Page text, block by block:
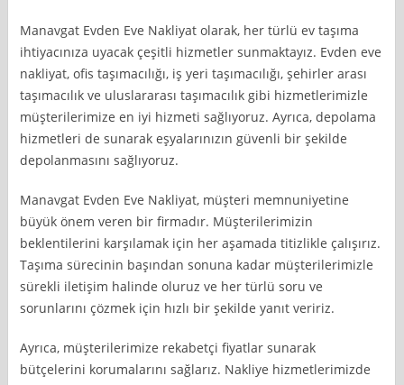
Manavgat Evden Eve Nakliyat olarak, her türlü ev taşıma
ihtiyacınıza uyacak çeşitli hizmetler sunmaktayız. Evden eve
nakliyat, ofis taşımacılığı, iş yeri taşımacılığı, şehirler arası
taşımacılık ve uluslararası taşımacılık gibi hizmetlerimizle
müşterilerimize en iyi hizmeti sağlıyoruz. Ayrıca, depolama
hizmetleri de sunarak eşyalarınızın güvenli bir şekilde
depolanmasını sağlıyoruz.
Manavgat Evden Eve Nakliyat, müşteri memnuniyetine
büyük önem veren bir firmadır. Müşterilerimizin
beklentilerini karşılamak için her aşamada titizlikle çalışırız.
Taşıma sürecinin başından sonuna kadar müşterilerimizle
sürekli iletişim halinde oluruz ve her türlü soru ve
sorunlarını çözmek için hızlı bir şekilde yanıt veririz.
Ayrıca, müşterilerimize rekabetçi fiyatlar sunarak
bütçelerini korumalarını sağlarız. Nakliye hizmetlerimizde